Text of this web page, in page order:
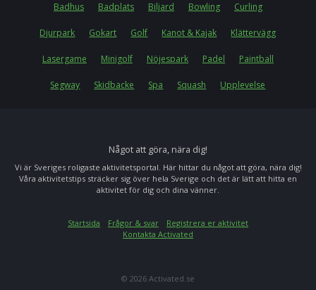
Badhus Badplats Biljard Bowling Curling
Djurpark Gokart Golf Kanot & Kajak Klättervägg
Lasergame Minigolf Nöjespark Padel Paintball
Segway Skidbacke Spa Squash Upplevelse
Något att göra, nära dig!
Vi är Sveriges roligaste aktivitetsportal. Här hittar du något att göra, nära dig!
Våra aktivitetstips sträcker sig över hela Sverige och det är lätt att hitta en
aktivitet för dig och dina vänner.
Startsida Frågor & svar
Registrera er aktivitet
Kontakta Activated
© 2026 Activated.se